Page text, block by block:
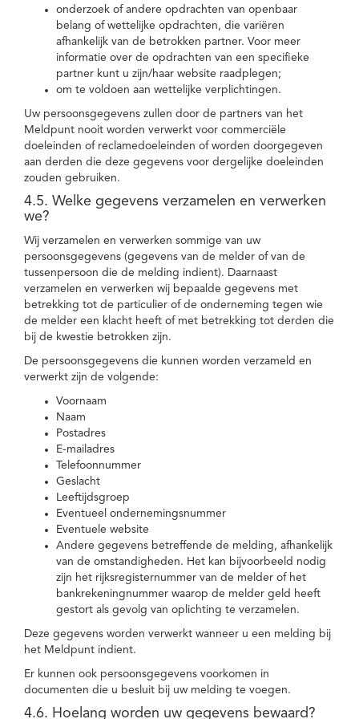
onderzoek of andere opdrachten van openbaar
belang of wettelijke opdrachten, die variëren
afhankelijk van de betrokken partner. Voor meer
informatie over de opdrachten van een specifieke
partner kunt u zijn/haar website raadplegen;
om te voldoen aan wettelijke verplichtingen.
Uw persoonsgegevens zullen door de partners van het
Meldpunt nooit worden verwerkt voor commerciële
doeleinden of reclamedoeleinden of worden doorgegeven
aan derden die deze gegevens voor dergelijke doeleinden
zouden gebruiken.
4.5. Welke gegevens verzamelen en verwerken
we?
Wij verzamelen en verwerken sommige van uw
persoonsgegevens (gegevens van de melder of van de
tussenpersoon die de melding indient). Daarnaast
verzamelen en verwerken wij bepaalde gegevens met
betrekking tot de particulier of de onderneming tegen wie
de melder een klacht heeft of met betrekking tot derden die
bij de kwestie betrokken zijn.
De persoonsgegevens die kunnen worden verzameld en
verwerkt zijn de volgende:
Voornaam
Naam
Postadres
E-mailadres
Telefoonnummer
Geslacht
Leeftijdsgroep
Eventueel ondernemingsnummer
Eventuele website
Andere gegevens betreffende de melding, afhankelijk
van de omstandigheden. Het kan bijvoorbeeld nodig
zijn het rijksregisternummer van de melder of het
bankrekeningnummer waarop de melder geld heeft
gestort als gevolg van oplichting te verzamelen.
Deze gegevens worden verwerkt wanneer u een melding bij
het Meldpunt indient.
Er kunnen ook persoonsgegevens voorkomen in
documenten die u besluit bij uw melding te voegen.
4.6. Hoelang worden uw gegevens bewaard?